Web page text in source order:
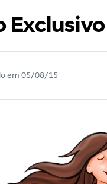
em 05/08/15